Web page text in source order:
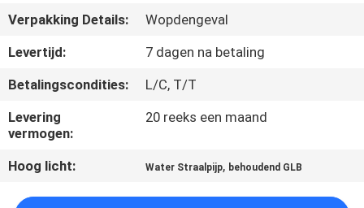
VERZOEK
OM EEN
SITEMAP
PRIVACYBELEID
Verpakking Details:
Wopdengeval
Levertijd:
7 dagen na betaling
Betalingscondities:
L/C, T/T
Levering
vermogen:
20 reeks een maand
Hoog licht: Water Straalpijp, behoudend GLB